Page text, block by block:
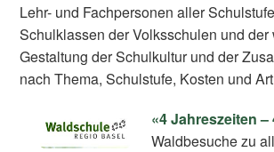
Lehr- und Fachpersonen aller
Schulklassen der Volksschulen und
Gestaltung der Schulkultur und der
nach Thema, Schulstufe, Kosten und
«4 Jahreszeiten
Waldbesuche zu